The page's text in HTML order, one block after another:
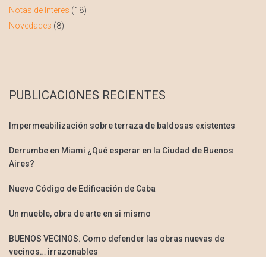
Notas de Interes (18)
Novedades (8)
PUBLICACIONES RECIENTES
Impermeabilización sobre terraza de baldosas existentes
Derrumbe en Miami ¿Qué esperar en la Ciudad de Buenos
Aires?
Nuevo Código de Edificación de Caba
Un mueble, obra de arte en si mismo
BUENOS VECINOS. Como defender las obras nuevas de
vecinos… irrazonables